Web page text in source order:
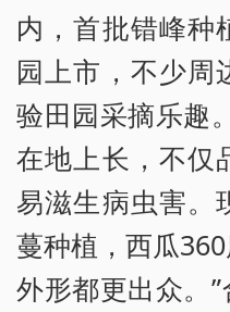
内，首批错峰种
园上市，不少周
验田园采摘乐趣
在地上长，不仅
易滋生病虫害。
蔓种植，西瓜
外形都更出众。